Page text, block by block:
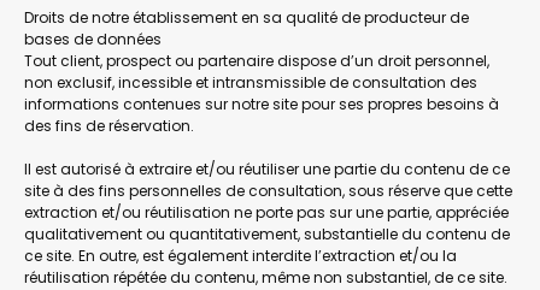
Droits de notre établissement en sa qualité de producteur de
bases de données
Tout client, prospect ou partenaire dispose d’un droit personnel,
non exclusif, incessible et intransmissible de consultation des
informations contenues sur notre site pour ses propres besoins à
des fins de réservation.
Il est autorisé à extraire et/ou réutiliser une partie du contenu de ce
site à des fins personnelles de consultation, sous réserve que cette
extraction et/ou réutilisation ne porte pas sur une partie, appréciée
qualitativement ou quantitativement, substantielle du contenu de
ce site. En outre, est également interdite l’extraction et/ou la
réutilisation répétée du contenu, même non substantiel, de ce site.